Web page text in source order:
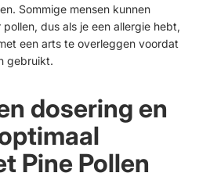
Sommige mensen kunnen
dus als je een allergie hebt,
een arts te overleggen voordat
gebruikt.
dosering en
Pine Pollen